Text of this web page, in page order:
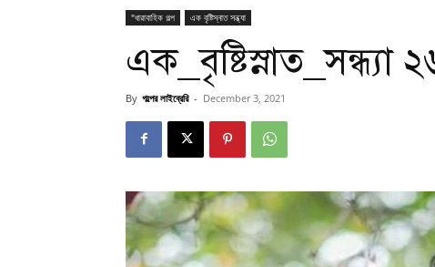
"ধারাবাহিক গল্প এক বৃষ্টিস্নাত সন্ধ্যা
এক_বৃষ্টিস্নাত_সন্ধ্যা
By গল্পের লাইব্রেরি - December 3, 2021